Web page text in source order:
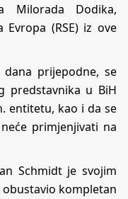
Milorada Dodika,
(RSE) iz ove
prijepodne, se
predstavnika u BiH
entitetu, kao i da se
primjenjivati na
Schmidt je svojim
kompletan